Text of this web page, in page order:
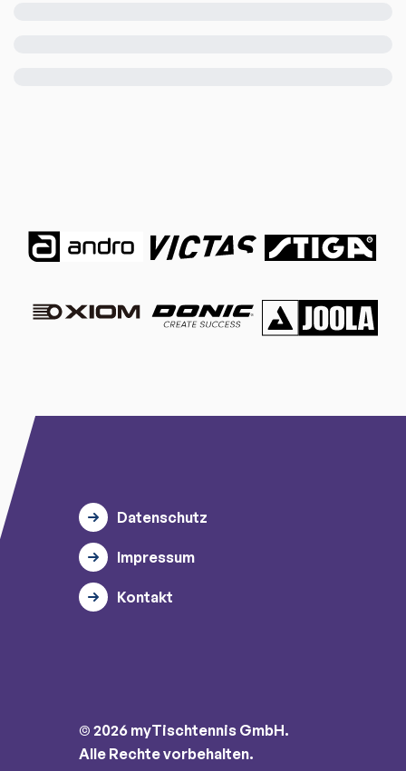
Datenschutz
Impressum
Kontakt
© 2026 myTischtennis GmbH.
Alle Rechte vorbehalten.